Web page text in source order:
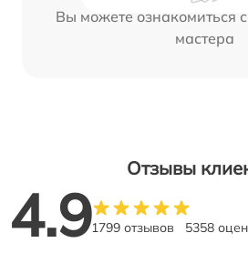
Вы можете ознакомиться
мастера
Отзывы
4.91799 отзывов 5358